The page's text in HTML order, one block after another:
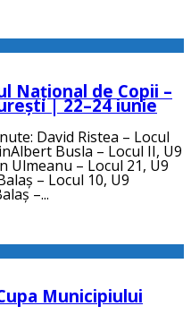
Național de Copii –
| 22–24 iunie
David Ristea – Locul
Busla – Locul II, U9
Ulmeanu – Locul 21, U9
– Locul 10, U9
–...
Municipiului